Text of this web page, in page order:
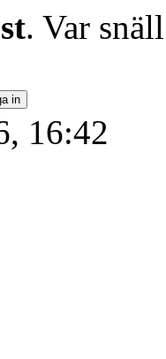
. Var
16:42